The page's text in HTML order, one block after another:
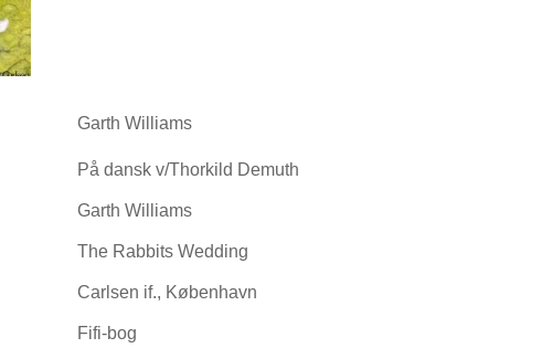
Garth Williams
På dansk v/Thorkild Demuth
Garth Williams
The Rabbits Wedding
Carlsen if., København
Fifi-bog